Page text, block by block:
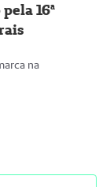
16ª
na